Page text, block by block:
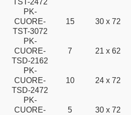
TST-2472
PK-
CUORE-
TST-3072
15 30 x 72
PK-
CUORE-
TSD-2162
7 21 x 62
PK-
CUORE-
TSD-2472
10 24 x 72
PK-
CUORE-
5 30 x 72